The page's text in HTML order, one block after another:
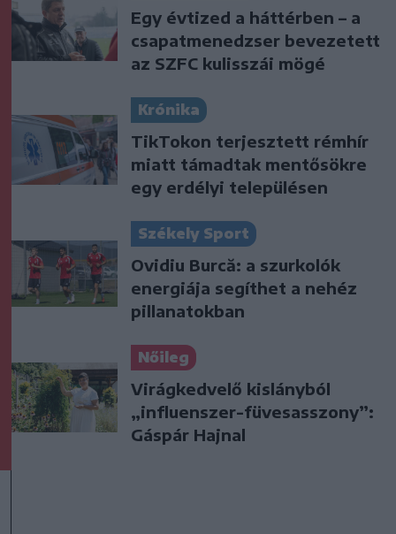
Egy évtized a háttérben – a
csapatmenedzser bevezetett
az SZFC kulisszái mögé
Krónika
TikTokon terjesztett rémhír
miatt támadtak mentősökre
egy erdélyi településen
Székely Sport
Ovidiu Burcă: a szurkolók
energiája segíthet a nehéz
pillanatokban
Nőileg
Virágkedvelő kislányból
„influenszer-füvesasszony”:
Gáspár Hajnal